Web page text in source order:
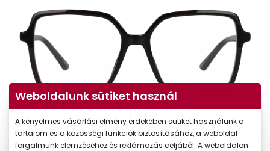
Weboldalunk sütiket használ
A kényelmes vásárlási élmény érdekében sütiket használunk a
tartalom és a közösségi funkciók biztosításához, a weboldal
forgalmunk elemzéséhez és reklámozás céljából. A weboldalon